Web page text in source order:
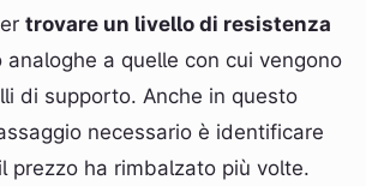
trovare un livello di resistenza
analoghe a quelle con cui vengono
di supporto. Anche in questo
necessario è identificare
prezzo ha rimbalzato più volte.